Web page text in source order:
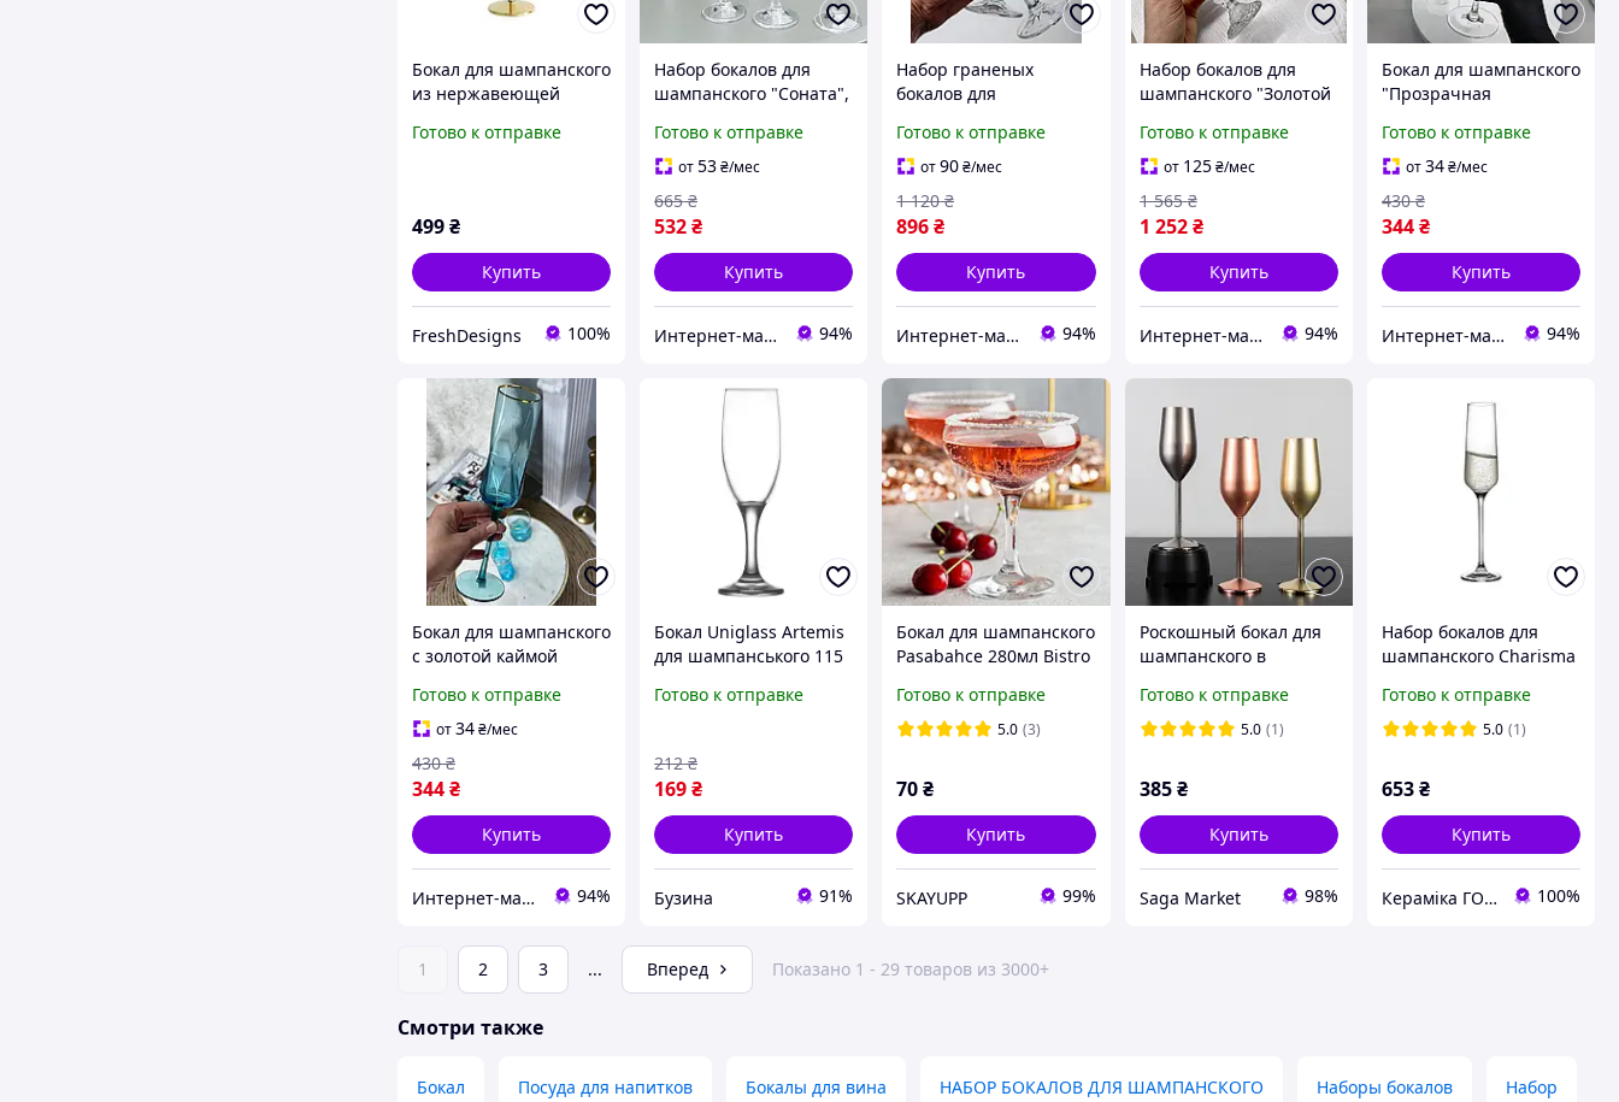
Бокал для шампанского
из нержавеющей
Flute 260 мл
Готово к отправке
499₴
Купить
FreshDesigns 100%
Набор бокалов для
шампанского "Соната",
Готово к отправке
от53₴/мес
532₴
665 ₴
Купить
Интернет-магазин Bigs 94%
Набор граненых
бокалов для
6шт, 145мл
Готово к отправке
от90₴/мес
896₴
1 120 ₴
Купить
Интернет-магазин Bigs 94%
Набор бокалов для
шампанского "Золотой
Готово к отправке
от 125 ₴/мес
1 252 ₴
1 565 ₴
Купить
Интернет-магазин Bigs 94%
Бокал для шампанского
"Прозрачная
формы, 200мл
Готово к отправке
от34₴/мес
344₴
430 ₴
Купить
Интернет-магазин Bigs 94%
Бокал для шампанского
с золотой каймой
250мл
Готово к отправке
от34₴/мес
344₴
430 ₴
Купить
Интернет-магазин Bigs 94%
Бокал Uniglass Artemis
для шампанського 115
Готово к отправке
169₴
212 ₴
Купить
Бузина 91%
Бокал для шампанского
Pasabahce 280мл Bistro
Готово к отправке
5.0 (3)
70₴
Купить
SKAYUPP 99%
Роскошный бокал для
шампанского в
креативный фужер из
нержавеющей стали
Готово к отправке
5.0 (1)
385 ₴
Купить
Saga Market 98%
Набор бокалов для
шампанского Charisma
Готово к отправке
5.0 (1)
653₴
Купить
Кераміка ГОРНИ 100%
1 2 3 ... Вперед Показано 1 - 29 товаров из 3000+
Смотри также
Бокал Посуда для напитков Бокалы для вина НАБОР БОКАЛОВ ДЛЯ ШАМПАНСКОГО Наборы бокалов Набор